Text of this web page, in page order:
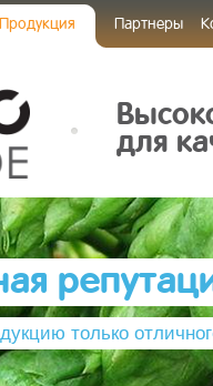
Продукция Партнеры
для
только